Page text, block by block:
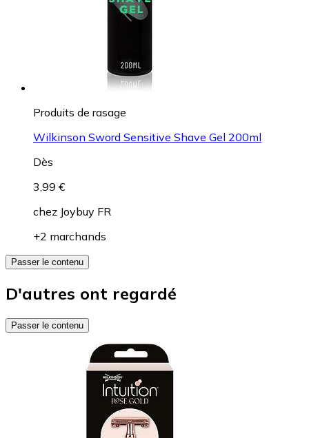
Produits de rasage
Wilkinson Sword Sensitive Shave Gel 200ml
Dès
3,99 €
chez Joybuy FR
+2 marchands
Passer le contenu
D'autres ont regardé
Passer le contenu